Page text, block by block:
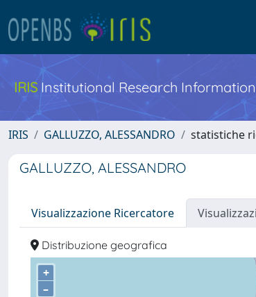
IRIS Institutional Research
IRIS GALLUZZO, ALESSANDRO statistiche
GALLUZZO, ALESSANDRO
Visualizzazione Ricercatore
Distribuzione geografica
+
–